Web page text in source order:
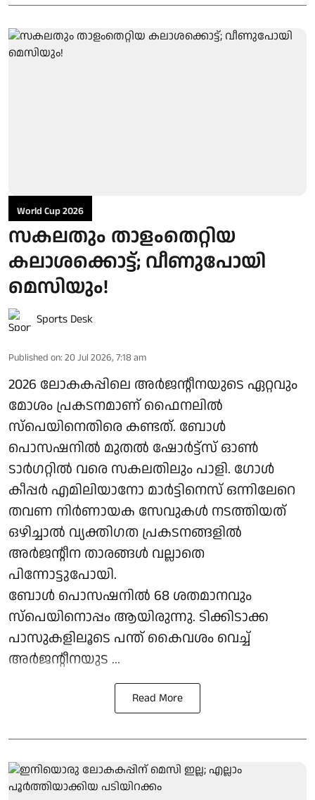
World Cup 2026
സകലതും താളംതെറ്റിയ
കലാശക്കൊട്ട്; വീണുപോയി
മെസിയും!
Sports Desk
Published on: 20 Jul 2026, 7:18 am
2026 ലോകകപ്പിലെ അർജന്റീനയുടെ ഏറ്റവും
മോശം പ്രകടനമാണ് ഫൈനലിൽ
സ്‌പെയിനെതിരെ കണ്ടത്. ബോൾ
പൊസഷനിൽ മുതൽ ഷോർട്ട്‌സ് ഓൺ
ടാർഗറ്റിൽ വരെ സകലതിലും പാളി. ഗോൾ
കീപ്പർ എമിലിയാനോ മാർട്ടിനെസ് ഒന്നിലേറെ
തവണ നിർണായക സേവുകൾ നടത്തിയത്
ഒഴിച്ചാൽ വ്യക്തിഗത പ്രകടനങ്ങളിൽ
അർജന്റീന താരങ്ങൾ വല്ലാതെ
പിന്നോട്ടുപോയി.
ബോൾ പൊസഷനിൽ 68 ശതമാനവും
സ്‌പെയിനൊപ്പം ആയിരുന്നു. ടിക്കിടാക്ക
പാസുകളിലൂടെ പന്ത് കൈവശം വെച്ച്
അർജന്റീനയുട ...
Read More